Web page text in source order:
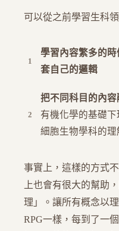
可以從之前學習生科
學習內容繁多的
套自己的邏輯
把不同科目的內容
有機化學的基礎下
細胞生物學科的理
事實上，這樣的方式
上也會有很大的幫助
理」。讓所有概念以
RPG一樣，每到了一